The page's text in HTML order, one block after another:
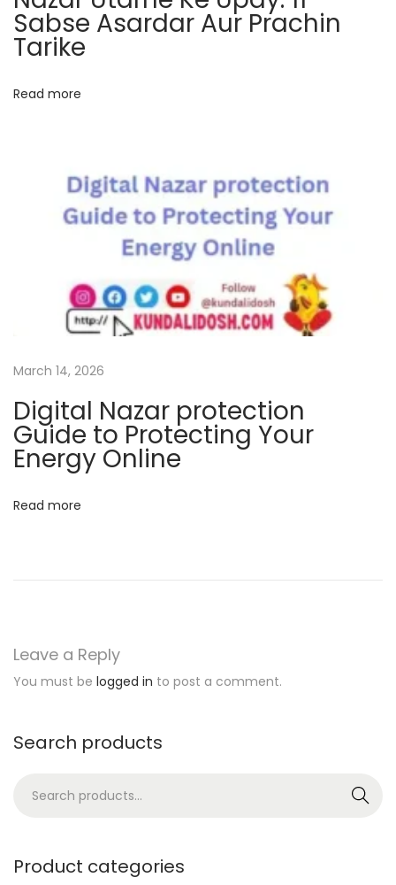
र
2
2
t
e
a
s
उ
Sabse Asardar Aur Prachin
Tarike
Read more
March 14, 2026
Digital Nazar protection
Guide to Protecting Your
Energy Online
Read more
Leave a Reply
You must be logged in to post a comment.
Search products
r
Search
Product categories